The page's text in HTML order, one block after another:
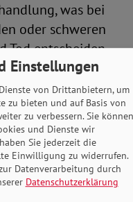
was bei
oder schweren
Tod entscheiden
Satz 3 KHG
droht
Sicherstellung
der
an dem
Einstellungen
von Drittanbietern, um
zu bieten und auf Basis von
zu verbessern. Sie können
und Dienste wir
Sie jederzeit die
Einwilligung zu widerrufen.
Datenverarbeitung durch
Datenschutzerklärung